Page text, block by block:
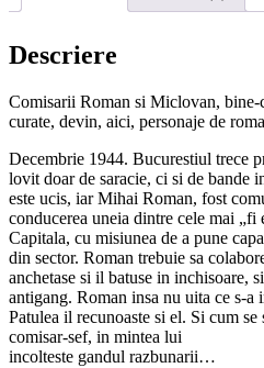
Descriere
Comisarii Roman si Miclovan,
curate, devin, aici, personaje de
Decembrie 1944. Bucurestiul trece
lovit doar de saracie, ci si de bande
este ucis, iar Mihai Roman, fost
conducerea uneia dintre cele mai
Capitala, cu misiunea de a pune
din sector. Roman trebuie sa
anchetase si il batuse in inchisoare,
antigang. Roman insa nu uita ce s-a
Patulea il recunoaste si el. Si cum
comisar-sef, in mintea lui
incolteste gandul razbunarii…